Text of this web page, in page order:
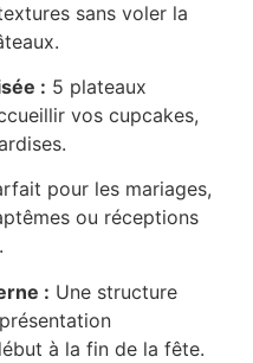
sans voler la
: 5 plateaux
vos cupcakes,
pour les mariages,
ou réceptions
: Une structure
à la fin de la fête.